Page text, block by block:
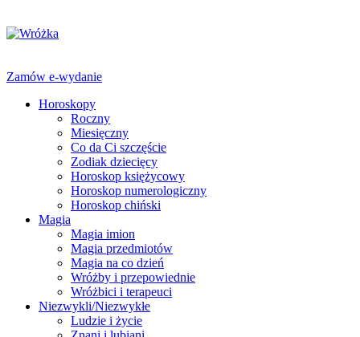
Zamów e-wydanie
Horoskopy
Roczny
Miesięczny
Co da Ci szczęście
Zodiak dziecięcy
Horoskop księżycowy
Horoskop numerologiczny
Horoskop chiński
Magia
Magia imion
Magia przedmiotów
Magia na co dzień
Wróżby i przepowiednie
Wróżbici i terapeuci
Niezwykli/Niezwykłe
Ludzie i życie